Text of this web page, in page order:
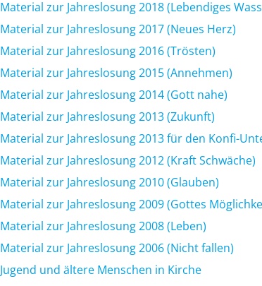
Material zur Jahreslosung 2018 (Lebendiges
Material zur Jahreslosung 2017 (Neues Herz)
Material zur Jahreslosung 2016 (Trösten)
Material zur Jahreslosung 2015 (Annehmen)
Material zur Jahreslosung 2014 (Gott nahe)
Material zur Jahreslosung 2013 (Zukunft)
Material zur Jahreslosung 2013 für den Konfi-
Material zur Jahreslosung 2012 (Kraft Schwäche)
Material zur Jahreslosung 2010 (Glauben)
Material zur Jahreslosung 2009 (Gottes
Material zur Jahreslosung 2008 (Leben)
Material zur Jahreslosung 2006 (Nicht fallen)
Jugend und ältere Menschen in Kirche